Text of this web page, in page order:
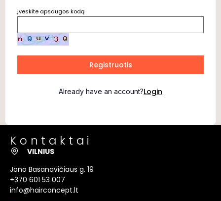
Įveskite apsaugos kodą
Registruotis
Already have an account?Login
Kontaktai
VILNIUS
Jono Basanavičiaus g. 19
+370 601 53 007
info@hairconcept.lt